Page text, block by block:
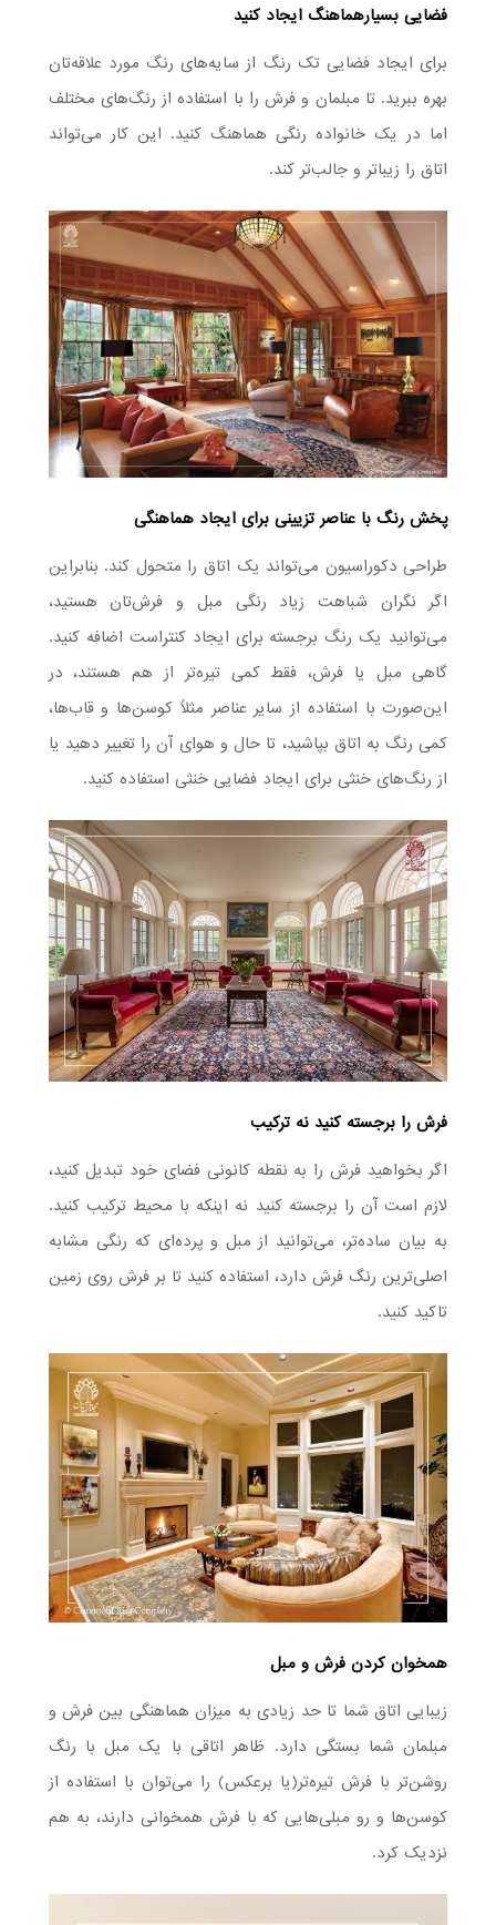
فضایی بسیارهماهنگ ایجاد کنید
برای ایجاد فضایی تک رنگ از سایه‌های رنگ مورد علاقه‌تان
بهره ببرید. تا مبلمان و فرش را با استفاده از رنگ‌های مختلف
اما در یک خانواده رنگی هماهنگ کنید. این کار می‌تواند
اتاق را زیباتر و جالب‌تر کند.
پخش رنگ با عناصر تزیینی برای ایجاد هماهنگی
طراحی دکوراسیون می‌تواند یک اتاق را متحول کند. بنابراین
اگر نگران شباهت زیاد رنگی مبل و فرش‌تان هستید،
می‌توانید یک رنگ برجسته برای ایجاد کنتراست اضافه کنید.
گاهی مبل یا فرش، فقط کمی تیره‌تر از هم هستند، در
این‌صورت با استفاده از سایر عناصر مثلاً کوسن‌ها و قاب‌ها،
کمی رنگ به اتاق بپاشید، تا حال و هوای آن را تغییر دهید یا
از رنگ‌های خنثی برای ایجاد فضایی خنثی استفاده کنید.
فرش را برجسته کنید نه ترکیب
اگر بخواهید فرش را به نقطه کانونی فضای خود تبدیل کنید،
لازم است آن را برجسته کنید نه اینکه با محیط ترکیب کنید.
به بیان ساده‌تر، می‌توانید از مبل و پرده‌ای که رنگی مشابه
اصلی‌ترین رنگ فرش دارد، استفاده کنید تا بر فرش روی زمین
تاکید کنید.
همخوان کردن فرش و مبل
زیبایی اتاق شما تا حد زیادی به میزان هماهنگی بین فرش و
مبلمان شما بستگی دارد. ظاهر اتاقی با یک مبل با رنگ
روشن‌تر با فرش تیره‌تر(یا برعکس) را می‌توان با استفاده از
کوسن‌ها و رو مبلی‌هایی که با فرش همخوانی دارند، به هم
نزدیک کرد.